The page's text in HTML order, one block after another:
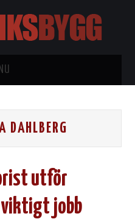
DAHLBERG
utför
jobb